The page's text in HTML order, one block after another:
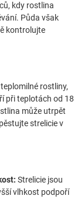
kdy rostlina
Půda však
kontrolujte
rostliny,
při teplotách od 18
může utrpět
strelicie v
Strelicie jsou
vlhkost podpoří